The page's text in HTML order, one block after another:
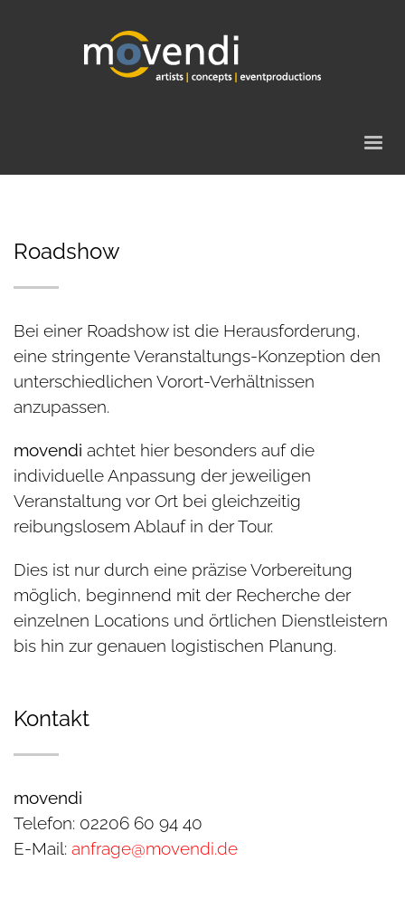
Roadshow
Bei einer Roadshow ist die Herausforderung,
eine stringente Veranstaltungs-Konzeption den
unterschiedlichen Vorort-Verhältnissen
anzupassen.
movendi achtet hier besonders auf die
individuelle Anpassung der jeweiligen
Veranstaltung vor Ort bei gleichzeitig
reibungslosem Ablauf in der Tour.
Dies ist nur durch eine präzise Vorbereitung
möglich, beginnend mit der Recherche der
einzelnen Locations und örtlichen Dienstleistern
bis hin zur genauen logistischen Planung.
Kontakt
movendi
Telefon: 02206 60 94 40
E-Mail: anfrage@movendi.de